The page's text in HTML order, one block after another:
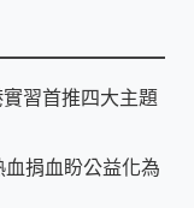
習首推四大主題
捐血盼公益化為